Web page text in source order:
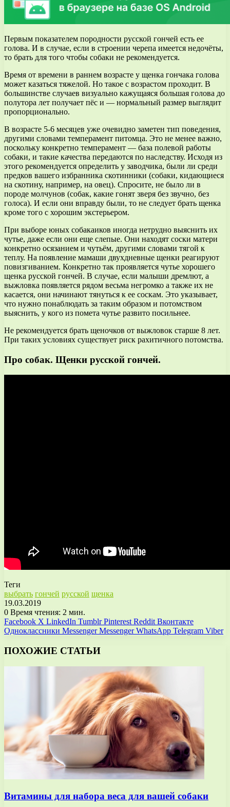
Первым показателем породности русской гончей есть ее
голова. И в случае, если в строении черепа имеется недочёты,
то брать для того чтобы собаки не рекомендуется.
Время от времени в раннем возрасте у щенка гончака голова
может казаться тяжелой. Но такое с возрастом проходит. В
большинстве случаев визуально кажущаяся большая голова до
полутора лет получает пёс и — нормальный размер выглядит
пропорционально.
В возрасте 5-6 месяцев уже очевидно заметен тип поведения,
другими словами темперамент питомца. Это не менее важно,
поскольку конкретно темперамент — база полевой работы
собаки, и такие качества передаются по наследству. Исходя из
этого рекомендуется определить у заводчика, были ли среди
предков вашего избранника скотинники (собаки, кидающиеся
на скотину, например, на овец). Спросите, не было ли в
породе молчунов (собак, какие гонят зверя без звучно, без
голоса). И если они вправду были, то не следует брать щенка
кроме того с хорошим экстерьером.
При выборе юных собакаиков иногда нетрудно выяснить их
чутье, даже если они еще слепые. Они находят соски матери
конкретно осязанием и чутьём, другими словами тягой к
теплу. На появление мамаши двухдневные щенки реагируют
повизгиванием. Конкретно так проявляется чутье хорошего
щенка русской гончей. В случае, если малыши дремлют, а
выжловка появляется рядом весьма негромко а также их не
касается, они начинают тянуться к ее соскам. Это указывает,
что нужно понаблюдать за таким образом и потомством
выяснить, у кого из помета чутье развито посильнее.
Не рекомендуется брать щеночков от выжловок старше 8 лет.
При таких условиях существует риск рахитичного потомства.
Про собак. Щенки русской гончей.
Теги
выбрать гончей русской щенка
19.03.2019
0 Время чтения: 2 мин.
Facebook X LinkedIn Tumblr Pinterest Reddit Вконтакте
Одноклассники Messenger Messenger WhatsApp Telegram Viber
ПОХОЖИЕ СТАТЬИ
Витамины для набора веса для вашей собаки